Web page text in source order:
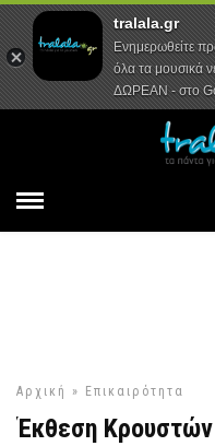
Αρχική
Αρχική » Επικαιρότητα
Έκθεση
tralala.gr
Ενημερωθείτε
όλα τα μουσικά
ΔΩΡΕΑΝ - στο